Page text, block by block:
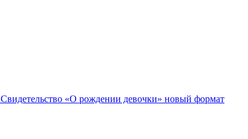
Свидетельство «О рождении девочки» новый формат